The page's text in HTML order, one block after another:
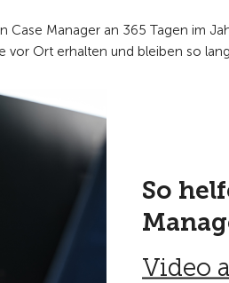
Manager an 365 Tagen im
Ort erhalten und bleiben so
So
Video